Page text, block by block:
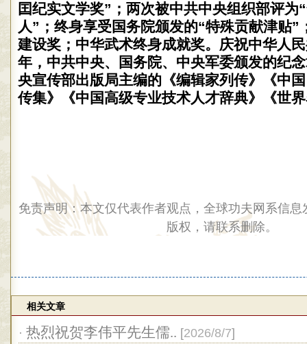
囯纪实文学奖”；两次被中共中央组织部评为
人”；终身享受国务院颁发的“特殊贡献津贴”
建设奖；中华武术终身成就奖。庆祝中华人
年，中共中央、国务院、中央军委颁发的纪
央宣传部出版局主编的《编辑家列传》《中
传集》《中国高级专业技术人才辞典》《世
免责声明：本文仅代表作者观点，全球功夫网系信
版权，请联系删除。
相关文章
· 热烈祝贺李伟平先生儒.. [2026/8/7]